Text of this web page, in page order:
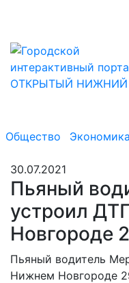
Общество Экономика
30.07.2021
Пьяный
устроил
Новгороде
Пьяный водитель
Нижнем Новгороде